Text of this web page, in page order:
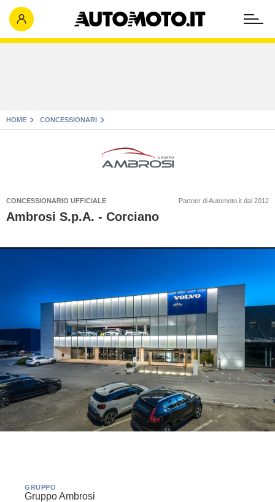
HOME CONCESSIONARI
CONCESSIONARIO UFFICIALE Partner di Automoto.it dal 2012
Ambrosi S.p.A. - Corciano
GRUPPO
Gruppo Ambrosi